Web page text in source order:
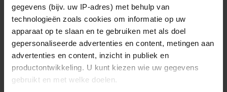
gegevens (bijv. uw IP-adres) met behulp van
technologieën zoals cookies om informatie op uw
apparaat op te slaan en te gebruiken met als doel
gepersonaliseerde advertenties en content, metingen aan
advertenties en content, inzicht in publiek en
productontwikkeling. U kunt kiezen wie uw gegevens
gebruikt en met welke doelen.